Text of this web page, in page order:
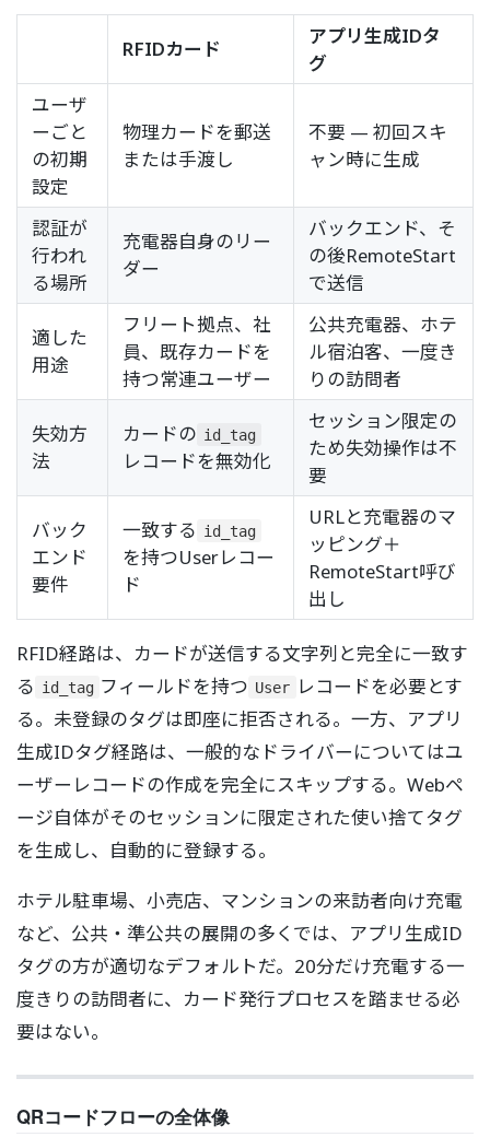
RFIDカード
アプリ生成IDタ
グ
ユーザ
ーごと
の初期
設定
物理カードを郵送
または手渡し
不要 — 初回スキ
ャン時に生成
認証が
行われ
る場所
充電器自身のリー
ダー
バックエンド、そ
の後RemoteStart
で送信
適した
用途
フリート拠点、社
員、既存カードを
持つ常連ユーザー
公共充電器、ホテ
ル宿泊客、一度き
りの訪問者
失効方
法
カードの id_tag
レコードを無効化
セッション限定の
ため失効操作は不
要
バック
エンド
要件
一致する id_tag
を持つUserレコー
ド
URLと充電器のマ
ッピング＋
RemoteStart呼び
出し
RFID経路は、カードが送信する文字列と完全に一致す
る id_tag フィールドを持つ User レコードを必要とす
る。未登録のタグは即座に拒否される。一方、アプリ
生成IDタグ経路は、一般的なドライバーについてはユ
ーザーレコードの作成を完全にスキップする。Webペ
ージ自体がそのセッションに限定された使い捨てタグ
を生成し、自動的に登録する。
ホテル駐車場、小売店、マンションの来訪者向け充電
など、公共・準公共の展開の多くでは、アプリ生成ID
タグの方が適切なデフォルトだ。20分だけ充電する一
度きりの訪問者に、カード発行プロセスを踏ませる必
要はない。
QRコードフローの全体像